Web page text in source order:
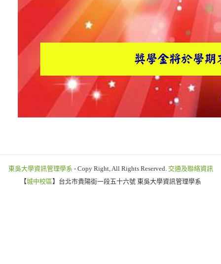
東吳大學資訊管理學系 - Copy Right, All Rights Reserved. 交通及聯絡資訊
【城中校區】台北市貴陽街一段五十六號 東吳大學資訊管理學系